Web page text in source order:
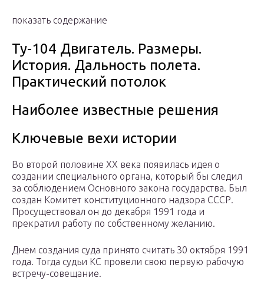
показать содержание
Ту-104 Двигатель. Размеры.
История. Дальность полета.
Практический потолок
Наиболее известные решения
Ключевые вехи истории
Во второй половине XX века появилась идея о
создании специального органа, который бы следил
за соблюдением Основного закона государства. Был
создан Комитет конституционного надзора СССР.
Просуществовал он до декабря 1991 года и
прекратил работу по собственному желанию.
Днем создания суда принято считать 30 октября 1991
года. Тогда судьи КС провели свою первую рабочую
встречу-совещание.